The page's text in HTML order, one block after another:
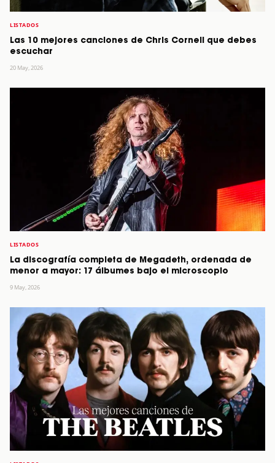
LISTADOS
Las 10 mejores canciones de Chris Cornell que debes
escuchar
20 May, 2026
LISTADOS
La discografía completa de Megadeth, ordenada de
menor a mayor: 17 álbumes bajo el microscopio
9 May, 2026